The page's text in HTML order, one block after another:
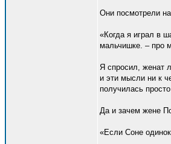
Они посмотрели
«Когда я играл в
мальчишке. – про
Я спросил, женат
и эти мысли ни к
получилась
Да и зачем жене
«Если Соне